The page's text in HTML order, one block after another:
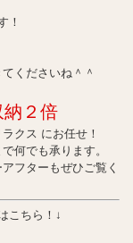
！
くださいね＾＾
納２倍
クス にお任せ！
何でも承ります。
フターもぜひご覧く
こちら！↓